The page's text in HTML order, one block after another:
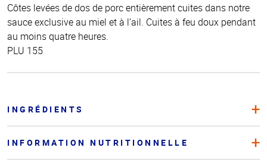
Côtes levées de dos de porc entièrement cuites dans notre
sauce exclusive au miel et à l’ail. Cuites à feu doux pendant
au moins quatre heures.
PLU 155
INGRÉDIENTS
INFORMATION NUTRITIONNELLE